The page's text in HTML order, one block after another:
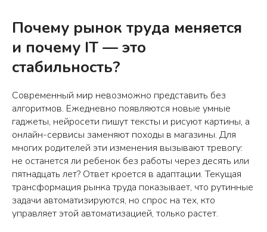
Почему рынок труда меняется
и почему IT — это
стабильность?
Современный мир невозможно представить без
алгоритмов. Ежедневно появляются новые умные
гаджеты, нейросети пишут тексты и рисуют картины, а
онлайн-сервисы заменяют походы в магазины. Для
многих родителей эти изменения вызывают тревогу:
не останется ли ребенок без работы через десять или
пятнадцать лет? Ответ кроется в адаптации. Текущая
трансформация рынка труда показывает, что рутинные
задачи автоматизируются, но спрос на тех, кто
управляет этой автоматизацией, только растет.